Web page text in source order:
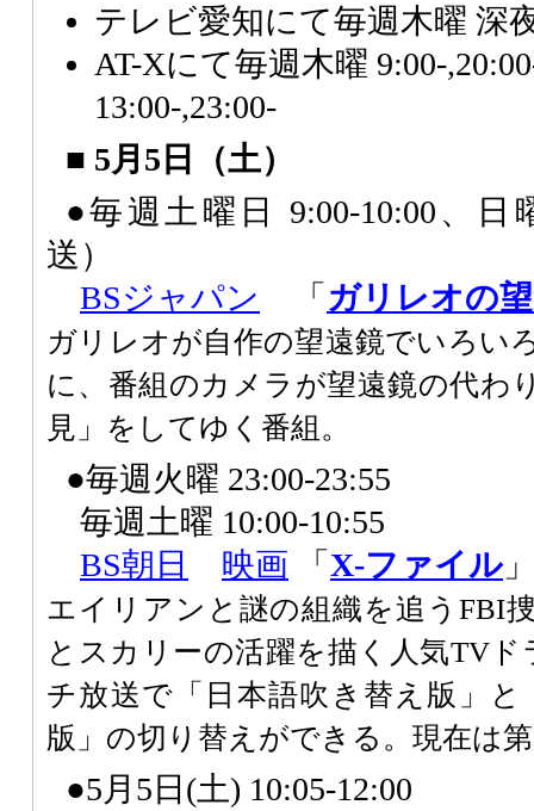
テレビ愛知にて毎週木曜 深
AT-Xにて毎週木曜 9:00-
13:00-,23:00-
■ 5月5日（土）
●毎週土曜日 9:00-10:00、日
送）
BSジャパン 「 ガリレオの
ガリレオが自作の望遠鏡でいろい
に、番組のカメラが望遠鏡の代わ
見」をしてゆく番組。
●毎週火曜 23:00-23:55
毎週土曜 10:00-10:55
BS朝日
映画 「 X-ファイル
エイリアンと謎の組織を追うFBI
とスカリーの活躍を描く人気TV
チ放送で「日本語吹き替え版」と
版」の切り替えができる。現在は
●5月5日(土) 10:05-12:00